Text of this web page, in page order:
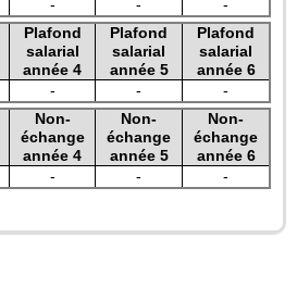
- -
-
Plafond
salarial
année 4
Plafond
salarial
année 5
Plafond
salarial
année 6
- -
-
Non-
échange
année 4
Non-
échange
année 5
Non-
échange
année 6
- - -